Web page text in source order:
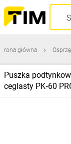
główna
Puszka
ceglasty PK‑60